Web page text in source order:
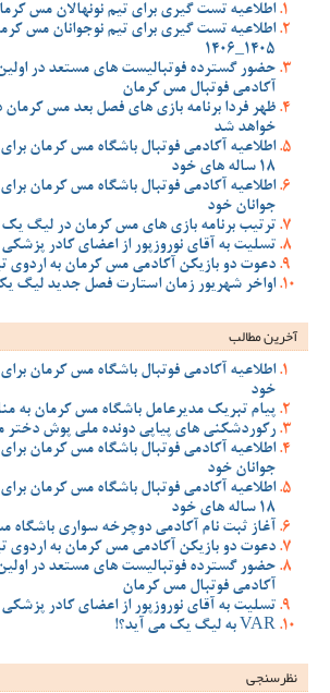
اطلاعیه تست گیری برای تیم نونهالان مس کرمان در
اطلاعیه تست گیری برای تیم نوجوانان مس
1405_1406
حضور گسترده فوتبالیست های مستعد در
آکادمی فوتبال مس کرمان
ظهر فردا برنامه بازی های فصل بعد مس
خواهد شد
اطلاعیه آکادمی فوتبال باشگاه مس کرمان
18 ساله های خود
اطلاعیه آکادمی فوتبال باشگاه مس کرمان
جوانان خود
ترتیب برنامه بازی های مس کرمان در لیگ
تسلیت به آقای نوروزپور از اعضای کادر
دعوت دو بازیکن آکادمی مس کرمان به اردوی
اواخر شهریور زمان استارت فصل جدید لیگ
آخرین مطالب
اطلاعیه آکادمی فوتبال باشگاه مس کرمان
خود
پیام تبریک مدیرعامل باشگاه مس کرمان به
رکوردشکنی های پیاپی دونده ملی پوش دختر
اطلاعیه آکادمی فوتبال باشگاه مس کرمان
جوانان خود
اطلاعیه آکادمی فوتبال باشگاه مس کرمان
18 ساله های خود
آغاز ثبت نام آکادمی دوچرخه سواری باشگاه
دعوت دو بازیکن آکادمی مس کرمان به اردوی
حضور گسترده فوتبالیست های مستعد در
آکادمی فوتبال مس کرمان
تسلیت به آقای نوروزپور از اعضای کادر
VAR به لیگ یک می آید؟!
نظرسنجی